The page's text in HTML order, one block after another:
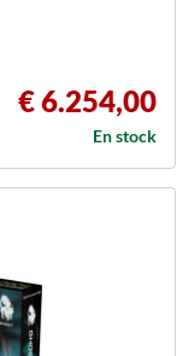
€ 6.254,00
En stock